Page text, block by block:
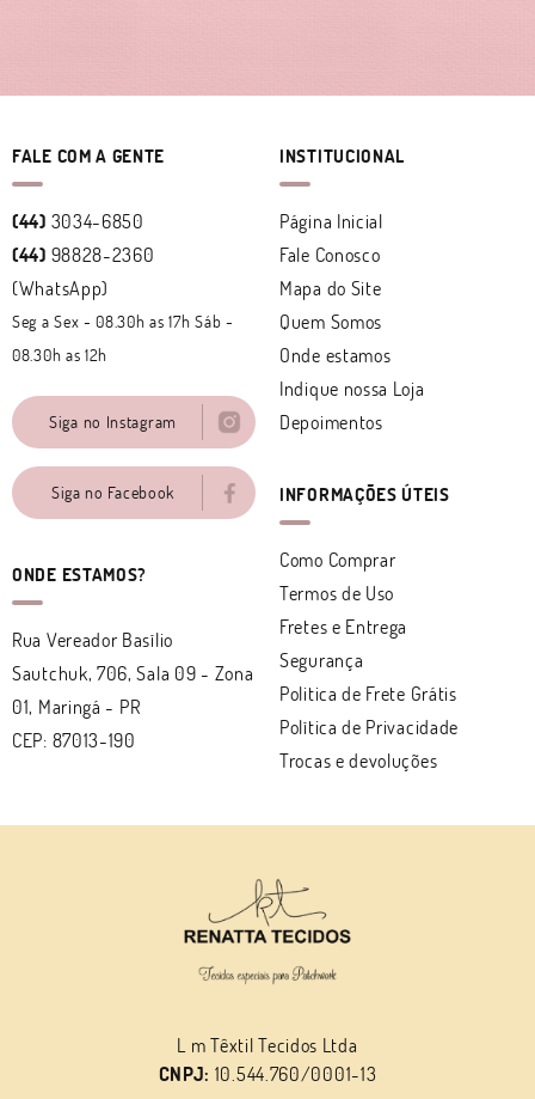
FALE COM A GENTE
(44) 3034-6850
(44) 98828-2360
(WhatsApp)
Seg a Sex - 08.30h as 17h Sáb -
08.30h as 12h
Siga no Instagram
Siga no Facebook
ONDE ESTAMOS?
Rua Vereador Basílio
Sautchuk, 706, Sala 09 - Zona
01, Maringá - PR
CEP: 87013-190
INSTITUCIONAL
Página Inicial
Fale Conosco
Mapa do Site
Quem Somos
Onde estamos
Indique nossa Loja
Depoimentos
INFORMAÇÕES ÚTEIS
Como Comprar
Termos de Uso
Fretes e Entrega
Segurança
Politica de Frete Grátis
Política de Privacidade
Trocas e devoluções
L m Têxtil Tecidos Ltda
CNPJ: 10.544.760/0001-13